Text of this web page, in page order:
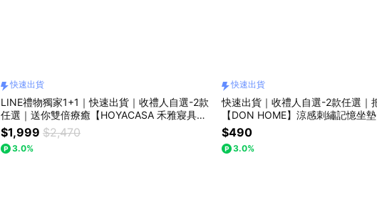
快速出貨
LINE禮物獨家1+1｜快速出貨｜收禮人自選-2款
任選｜送你雙倍療癒【HOYACASA 禾雅寢具】P
EANUTS™史努比 / ICE TECH+冰絲涼感夏被
+涼感方型抱枕 / SNOOPY / 涼感被
$1,999 $2,470
3.0%
快速出貨
快速出貨｜收禮人自選-2款任選｜
【DON HOME】涼感刺繡記憶坐墊
$490
3.0%